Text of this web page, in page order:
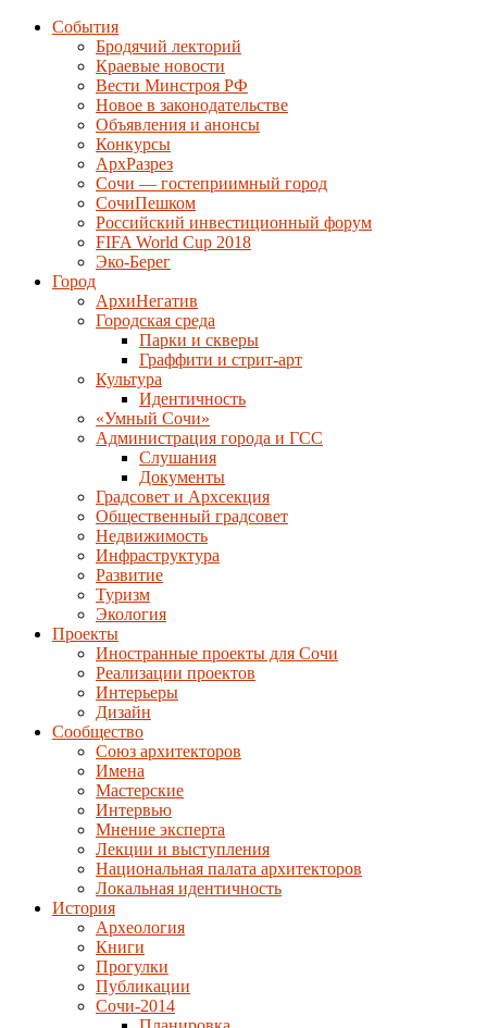
События
Бродячий лекторий
Краевые новости
Вести Минстроя РФ
Новое в законодательстве
Объявления и анонсы
Конкурсы
АрхРазрез
Сочи — гостеприимный город
СочиПешком
Российский инвестиционный форум
FIFA World Cup 2018
Эко-Берег
Город
АрхиНегатив
Городская среда
Парки и скверы
Граффити и стрит-арт
Культура
Идентичность
«Умный Сочи»
Администрация города и ГСС
Слушания
Документы
Градсовет и Архсекция
Общественный градсовет
Недвижимость
Инфраструктура
Развитие
Туризм
Экология
Проекты
Иностранные проекты для Сочи
Реализации проектов
Интерьеры
Дизайн
Сообщество
Союз архитекторов
Имена
Мастерские
Интервью
Мнение эксперта
Лекции и выступления
Национальная палата архитекторов
Локальная идентичность
История
Археология
Книги
Прогулки
Публикации
Сочи-2014